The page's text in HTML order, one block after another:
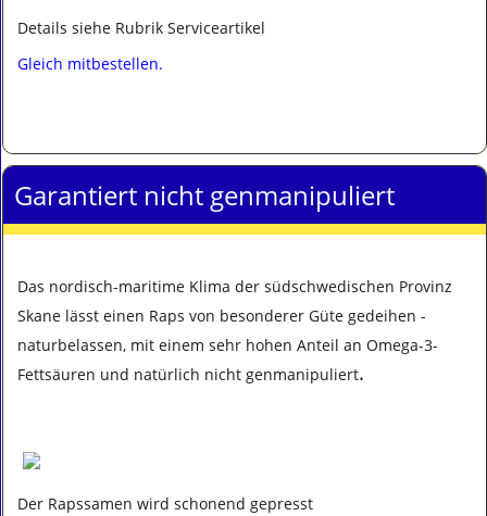
Details siehe Rubrik Serviceartikel
Gleich mitbestellen.
Garantiert nicht genmanipuliert
Das nordisch-maritime Klima der südschwedischen Provinz
Skane lässt einen Raps von besonderer Güte gedeihen -
naturbelassen, mit einem sehr hohen Anteil an Omega-3-
Fettsäuren und natürlich nicht genmanipuliert.
Der Rapssamen wird schonend gepresst